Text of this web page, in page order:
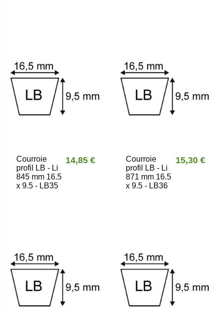
Courroie
profil LB - Li
845 mm 16.5
x 9.5 - LB35
14,85 €
Courroie
profil LB - Li
871 mm 16.5
x 9.5 - LB36
15,30 €